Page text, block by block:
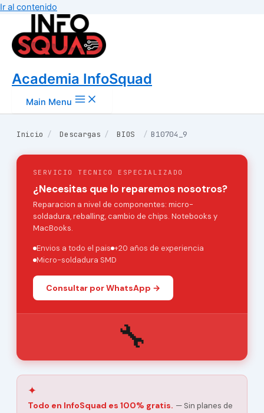
Ir al contenido
Academia InfoSquad
Main Menu
Inicio / Descargas / BIOS / B10704_9
SERVICIO TECNICO ESPECIALIZADO
¿Necesitas que lo reparemos nosotros?
Reparacion a nivel de componentes: micro-
soldadura, reballing, cambio de chips. Notebooks y
MacBooks.
Envios a todo el pais +20 años de experiencia
Micro-soldadura SMD
Consultar por WhatsApp →
🔧
✦
Todo en InfoSquad es 100% gratis. — Sin planes de